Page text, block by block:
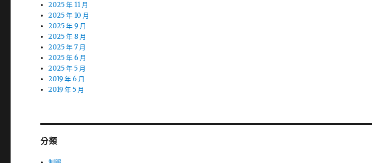
2025 年 11 月
2025 年 10 月
2025 年 9 月
2025 年 8 月
2025 年 7 月
2025 年 6 月
2025 年 5 月
2019 年 6 月
2019 年 5 月
分類